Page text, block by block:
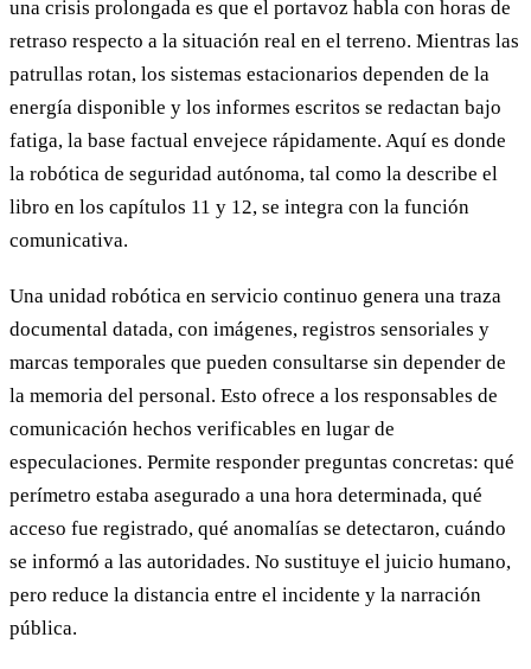
una crisis prolongada es que el portavoz habla con horas de
retraso respecto a la situación real en el terreno. Mientras las
patrullas rotan, los sistemas estacionarios dependen de la
energía disponible y los informes escritos se redactan bajo
fatiga, la base factual envejece rápidamente. Aquí es donde
la robótica de seguridad autónoma, tal como la describe el
libro en los capítulos 11 y 12, se integra con la función
comunicativa.
Una unidad robótica en servicio continuo genera una traza
documental datada, con imágenes, registros sensoriales y
marcas temporales que pueden consultarse sin depender de
la memoria del personal. Esto ofrece a los responsables de
comunicación hechos verificables en lugar de
especulaciones. Permite responder preguntas concretas: qué
perímetro estaba asegurado a una hora determinada, qué
acceso fue registrado, qué anomalías se detectaron, cuándo
se informó a las autoridades. No sustituye el juicio humano,
pero reduce la distancia entre el incidente y la narración
pública.